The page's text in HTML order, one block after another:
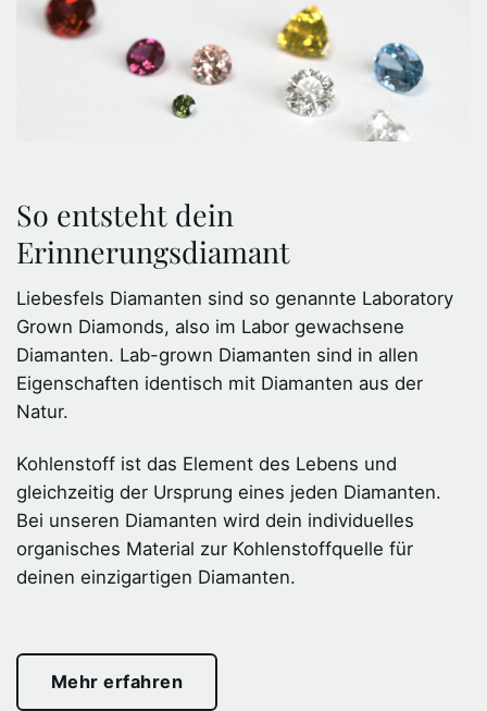
So entsteht dein
Erinnerungsdiamant
Liebesfels Diamanten sind so genannte Laboratory
Grown Diamonds, also im Labor gewachsene
Diamanten. Lab-grown Diamanten sind in allen
Eigenschaften identisch mit Diamanten aus der
Natur.
Kohlenstoff ist das Element des Lebens und
gleichzeitig der Ursprung eines jeden Diamanten.
Bei unseren Diamanten wird dein individuelles
organisches Material zur Kohlenstoffquelle für
deinen einzigartigen Diamanten.
Mehr erfahren